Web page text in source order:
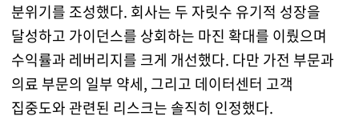
분위기를 조성했다. 회사는 두 자릿수 유기적 성장을
달성하고 가이던스를 상회하는 마진 확대를 이뤘으며
수익률과 레버리지를 크게 개선했다. 다만 가전 부문과
의료 부문의 일부 약세, 그리고 데이터센터 고객
집중도와 관련된 리스크는 솔직히 인정했다.